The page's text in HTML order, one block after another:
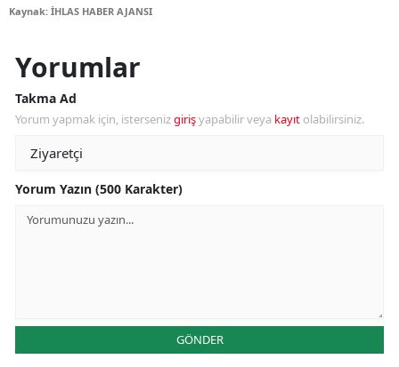
Kaynak: İHLAS HABER AJANSI
Yorumlar
Takma Ad
Yorum yapmak için, istersenizgirişyapabilir veya kayıt olabilirsiniz.
Yorum Yazın (500 Karakter)
GÖNDER